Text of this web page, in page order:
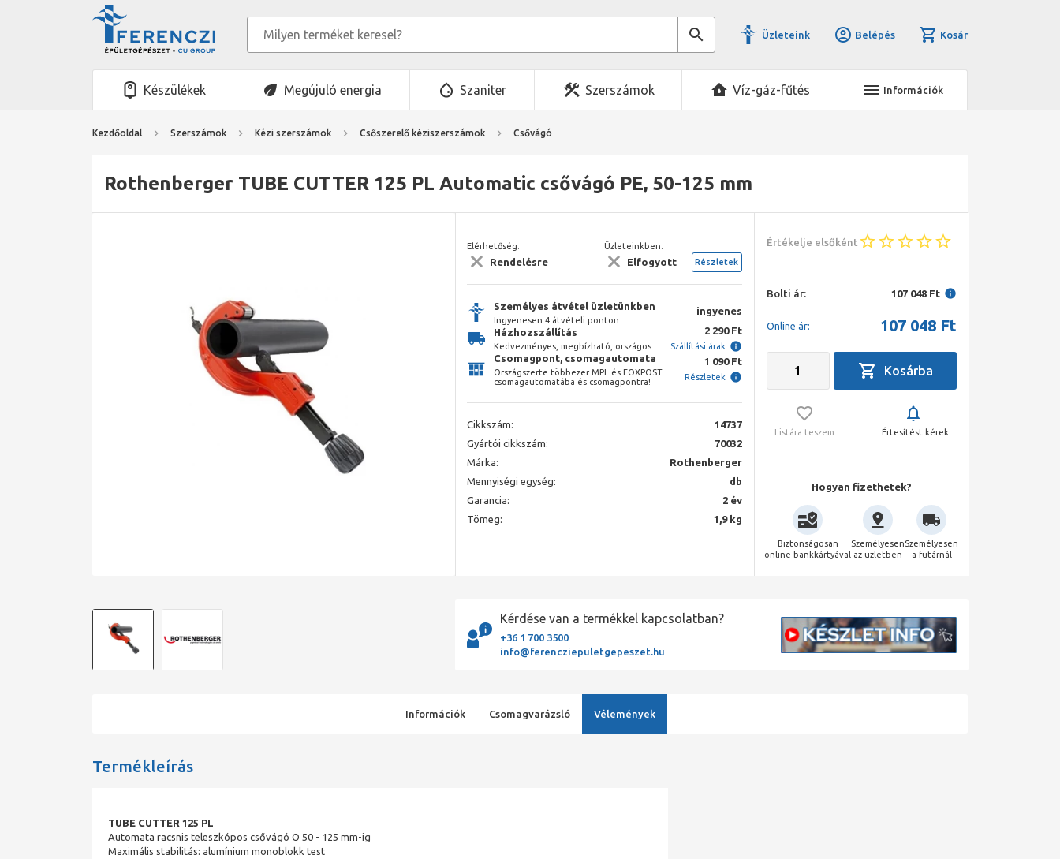
Üzleteink Belépés Kosár
Készülékek Megújuló energia Szaniter Szerszámok Víz-gáz-fűtés Információk
Kezdőoldal Szerszámok Kézi szerszámok Csőszerelő kéziszerszámok Csővágó
Rothenberger TUBE CUTTER 125 PL Automatic csővágó PE, 50-125 mm
Elérhetőség:
Rendelésre
Üzleteinkben:
Elfogyott Részletek
Személyes átvétel üzletünkben
Ingyenesen 4 átvételi ponton.
ingyenes
Házhozszállítás
Kedvezményes, megbízható, országos.
2 290 Ft
Szállítási árak
Csomagpont, csomagautomata
Országszerte többezer MPL és FOXPOST
csomagautomatába és csomagpontra!
1 090 Ft
Részletek
Cikkszám:
14737
Gyártói cikkszám:
70032
Márka:
Rothenberger
Mennyiségi egység:
db
Garancia:
2 év
Tömeg:
1,9 kg
Értékelje elsőként
Bolti ár: 107 048 Ft
Online ár: 107 048 Ft
Listára teszem Értesítést kérek
Hogyan fizethetek?
Biztonságosan
online bankkártyával
Személyesen
az üzletben
Személyesen
a futárnál
Kérdése van a termékkel kapcsolatban?
+36 1 700 3500
info@ferencziepuletgepeszet.hu
Információk Csomagvarázsló Vélemények
Termékleírás
TUBE CUTTER 125 PL
Automata racsnis teleszkópos csővágó O 50 - 125 mm-ig
Maximális stabilitás: alumínium monoblokk test